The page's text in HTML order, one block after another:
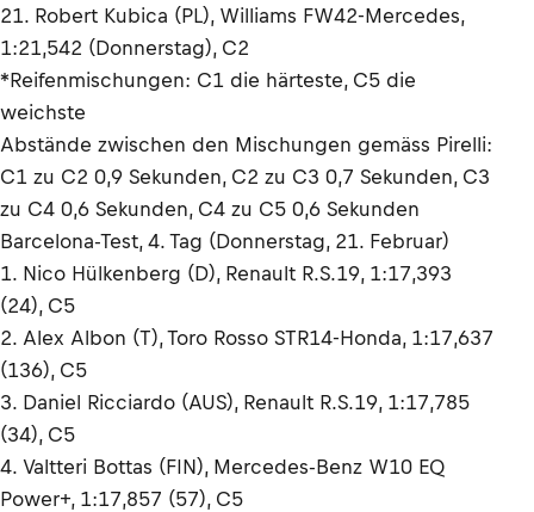
21. Robert Kubica (PL), Williams FW42-Mercedes,
1:21,542 (Donnerstag), C2
*Reifenmischungen: C1 die härteste, C5 die
weichste
Abstände zwischen den Mischungen gemäss Pirelli:
C1 zu C2 0,9 Sekunden, C2 zu C3 0,7 Sekunden, C3
zu C4 0,6 Sekunden, C4 zu C5 0,6 Sekunden
Barcelona-Test, 4. Tag (Donnerstag, 21. Februar)
1. Nico Hülkenberg (D), Renault R.S.19, 1:17,393
(24), C5
2. Alex Albon (T), Toro Rosso STR14-Honda, 1:17,637
(136), C5
3. Daniel Ricciardo (AUS), Renault R.S.19, 1:17,785
(34), C5
4. Valtteri Bottas (FIN), Mercedes-Benz W10 EQ
Power+, 1:17,857 (57), C5